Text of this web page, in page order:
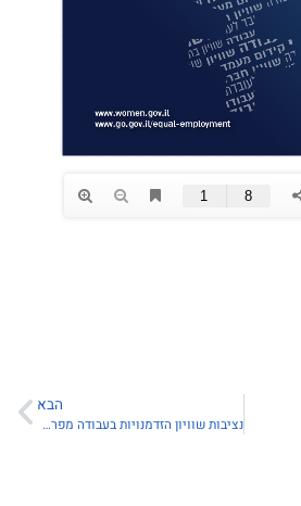
הבא
נציבות שוויון הזדמנויות בעבודה מפרסמת את הדוח השנתי לשנת 2023